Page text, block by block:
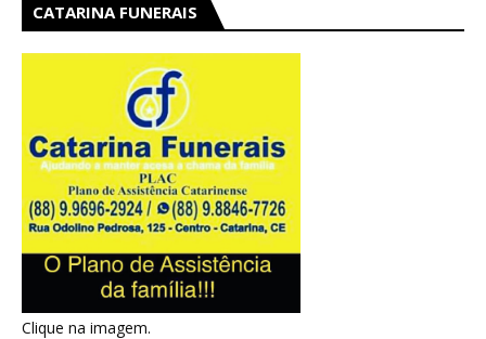
CATARINA FUNERAIS
Clique na imagem.